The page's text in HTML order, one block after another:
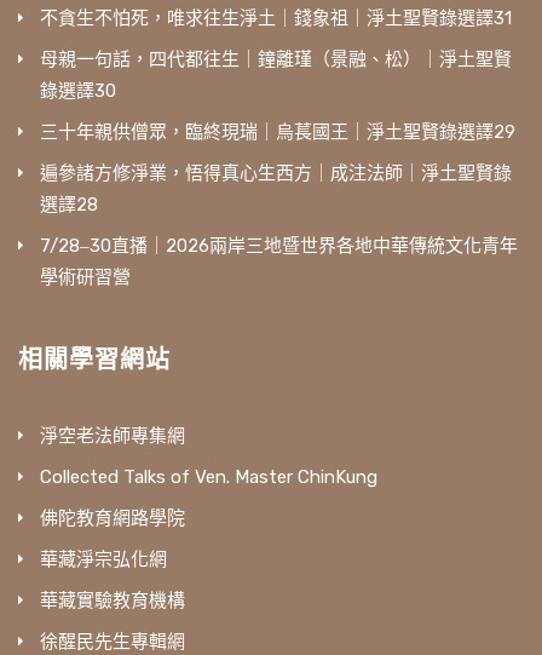
不貪生不怕死，唯求往生淨土｜錢象祖｜淨土聖賢錄選譯31
母親一句話，四代都往生｜鐘離瑾（景融、松）｜淨土聖賢
錄選譯30
三十年親供僧眾，臨終現瑞｜烏萇國王｜淨土聖賢錄選譯29
遍參諸方修淨業，悟得真心生西方｜成注法師｜淨土聖賢錄
選譯28
7/28‒30直播｜2026兩岸三地暨世界各地中華傳統文化青年
學術研習營
相關學習網站
淨空老法師專集網
Collected Talks of Ven. Master ChinKung
佛陀教育網路學院
華藏淨宗弘化網
華藏實驗教育機構
徐醒民先生專輯網